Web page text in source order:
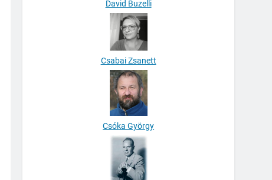
David Buzelli
Csabai Zsanett
Csóka György